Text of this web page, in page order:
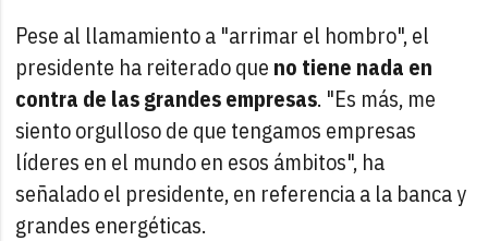
Pese al llamamiento a "arrimar el hombro", el
presidente ha reiterado que no tiene nada en
contra de las grandes empresas. "Es más, me
siento orgulloso de que tengamos empresas
líderes en el mundo en esos ámbitos", ha
señalado el presidente, en referencia a la banca y
grandes energéticas.